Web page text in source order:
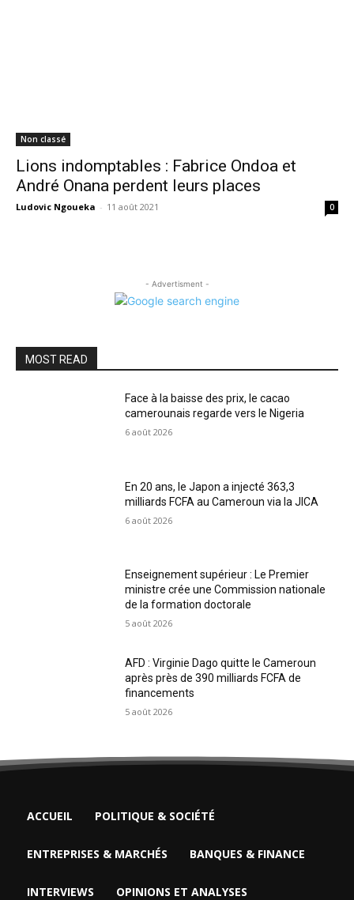
Non classé
Lions indomptables : Fabrice Ondoa et
André Onana perdent leurs places
Ludovic Ngoueka - 11 août 2021 0
- Advertisment -
MOST READ
Face à la baisse des prix, le cacao
camerounais regarde vers le Nigeria
6 août 2026
En 20 ans, le Japon a injecté 363,3
milliards FCFA au Cameroun via la JICA
6 août 2026
Enseignement supérieur : Le Premier
ministre crée une Commission nationale
de la formation doctorale
5 août 2026
AFD : Virginie Dago quitte le Cameroun
après près de 390 milliards FCFA de
financements
5 août 2026
ACCUEIL POLITIQUE & SOCIÉTÉ
ENTREPRISES & MARCHÉS BANQUES & FINANCE
INTERVIEWS OPINIONS ET ANALYSES